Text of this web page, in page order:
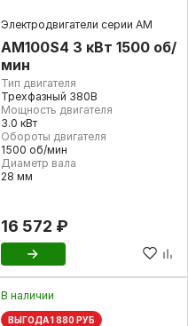
Электродвигатели серии АМ
АМ100S4 3 кВт 1500 об/
мин
Тип двигателя
Трехфазный 380В
Мощность двигателя
3.0 кВт
Обороты двигателя
1500 об/мин
Диаметр вала
28 мм
16 572 ₽
В наличии
ВЫГОДА 1 880 РУБ